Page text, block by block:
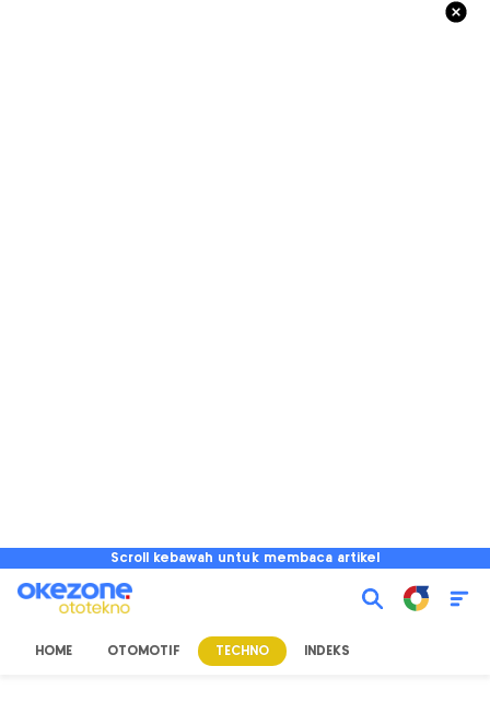
Scroll kebawah untuk membaca artikel
HOME OTOMOTIF TECHNO INDEKS